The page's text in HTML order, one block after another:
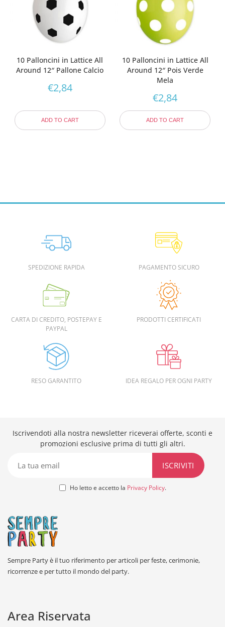
10 Palloncini in Lattice All
Around 12″ Pallone Calcio
€2,84
ADD TO CART
10 Palloncini in Lattice All
Around 12″ Pois Verde
Mela
€2,84
ADD TO CART
SPEDIZIONE RAPIDA PAGAMENTO SICURO
CARTA DI CREDITO, POSTEPAY E
PAYPAL
PRODOTTI CERTIFICATI
RESO GARANTITO IDEA REGALO PER OGNI PARTY
Iscrivendoti alla nostra newsletter riceverai offerte, sconti e
promozioni esclusive prima di tutti gli altri.
Ho letto e accetto la Privacy Policy.
Sempre Party è il tuo riferimento per articoli per feste, cerimonie,
ricorrenze e per tutto il mondo del party.
Area Riservata